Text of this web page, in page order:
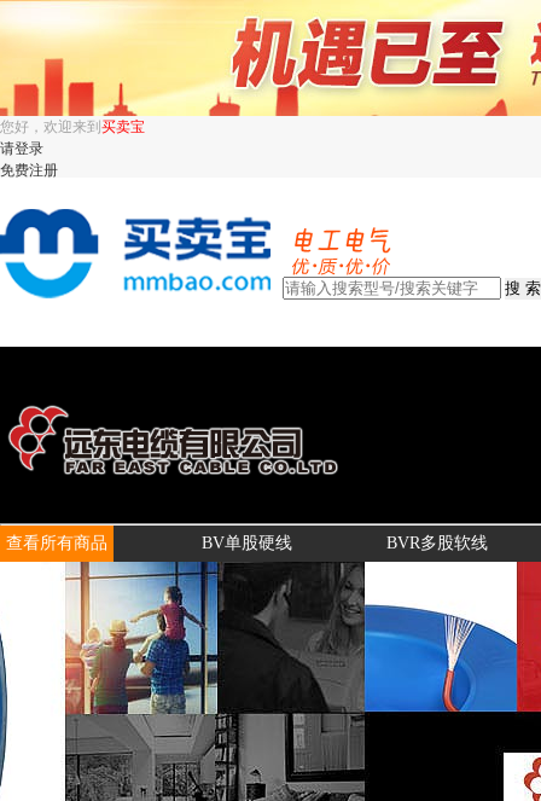
您好，欢迎来到 买卖宝
请登录
免费注册
查看所有商品 BV单股硬线 BVR多股软线